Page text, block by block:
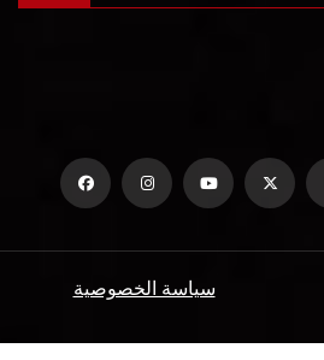
سياسة الخصوصية